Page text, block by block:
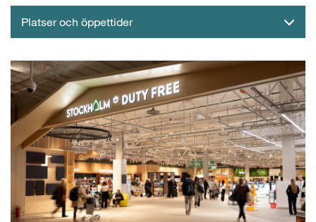
Platser och öppettider